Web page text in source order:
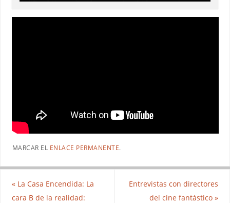
MARCAR EL ENLACE PERMANENTE.
«La Casa Encendida: La
cara B de la realidad:
Entrevistas con directores
del cine fantástico»